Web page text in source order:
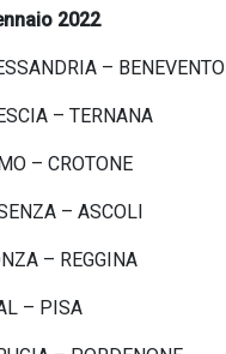
2022
– BENEVENTO
– TERNANA
– CROTONE
– ASCOLI
– REGGINA
– PISA